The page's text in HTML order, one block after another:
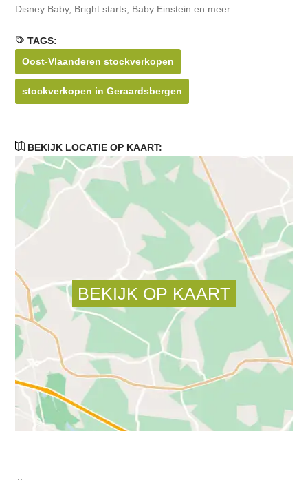
Disney Baby, Bright starts, Baby Einstein en meer
TAGS:
Oost-Vlaanderen stockverkopen
stockverkopen in Geraardsbergen
BEKIJK LOCATIE OP KAART: